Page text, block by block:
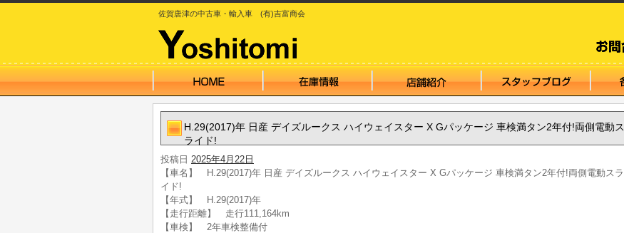
佐賀唐津の中古車・輸入車 (有)吉富商会
H.29(2017)年 日産 デイズルークス ハイウェイスター X Gパッケージ 車検満タン2年付!両側電動ス
ライド!
投稿日 2025年4月22日
【車名】 H.29(2017)年 日産 デイズルークス ハイウェイスター X Gパッケージ 車検満タン2年付!両側電動スラ
イド!
【年式】 H.29(2017)年
【走行距離】 走行111,164km
【車検】 2年車検整備付